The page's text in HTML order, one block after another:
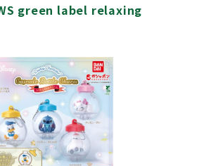
green label relaxing